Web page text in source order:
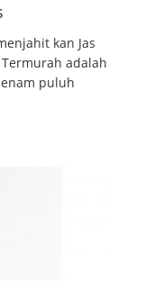
kan Jas
Termurah adalah
puluh